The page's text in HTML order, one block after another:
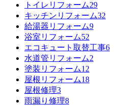
トイレリフォーム29
キッチンリフォーム32
給湯器リフォーム9
浴室リフォーム52
エコキュート取替工事6
水道管リフォーム2
塗装リフォーム12
屋根リフォーム18
屋根修理3
雨漏り修理8